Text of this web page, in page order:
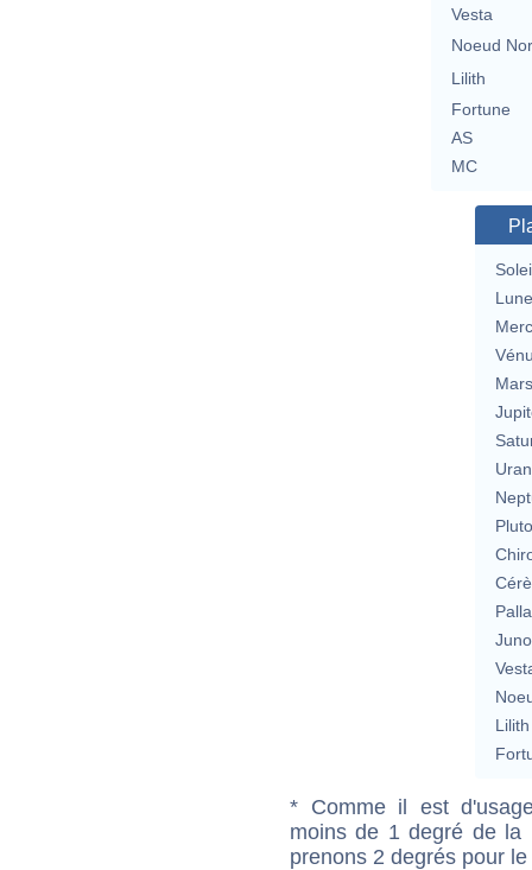
Vesta
Noeud
Lilith
Fortune
AS
MC
Lune
Mars
Lilith
* Comme il est
moins de 1 degré de la
prenons 2 degrés pour